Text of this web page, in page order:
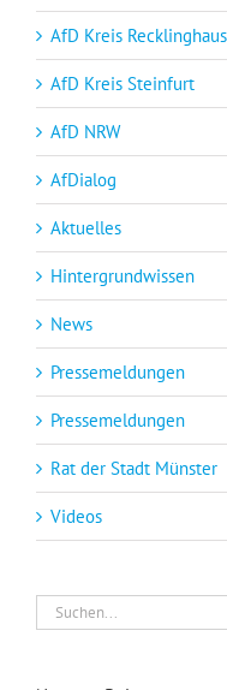
AfD Kreis
AfD Kreis Steinfurt
AfD NRW
AfDialog
Aktuelles
Hintergrundwissen
News
Pressemeldungen
Pressemeldungen
Rat der Stadt Münster
Videos
Suche
nach: